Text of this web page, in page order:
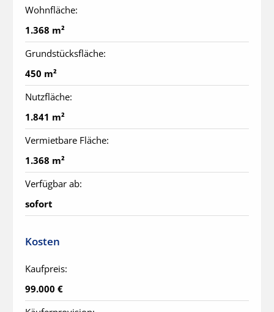
Wohnfläche:
1.368 m²
Grundstücksfläche:
450 m²
Nutzfläche:
1.841 m²
Vermietbare Fläche:
1.368 m²
Verfügbar ab:
sofort
Kosten
Kaufpreis:
99.000 €